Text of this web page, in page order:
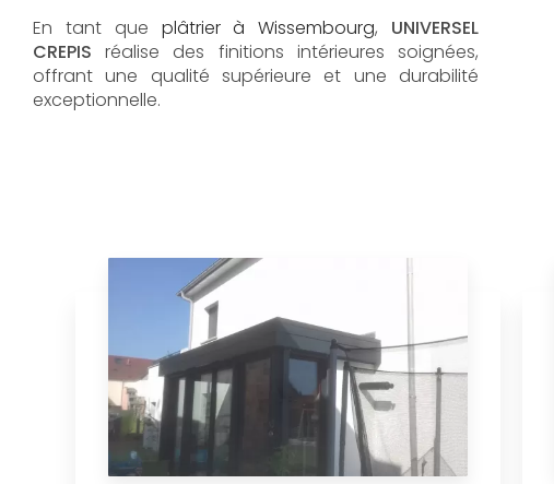
En tant que plâtrier àWissembourg, UNIVERSEL
CREPIS réalise des finitions intérieures soignées,
offrant une qualité supérieure et une durabilité
exceptionnelle.